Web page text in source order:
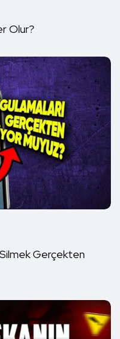
Olur?
Gerçekten